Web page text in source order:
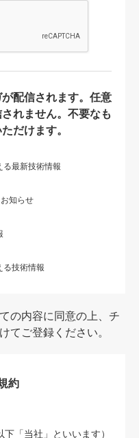
配信されます。任意
れません。不要なも
だけます。
最新技術情報
知らせ
る技術情報
の内容に同意の上、チ
てご登録ください。
約
「当社」といいます）